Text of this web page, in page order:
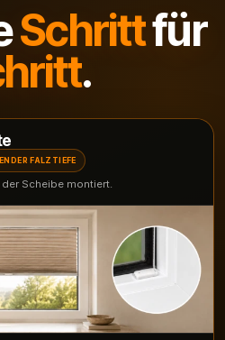
Schrittfür
.
FALZTIEFE
Scheibe montiert.